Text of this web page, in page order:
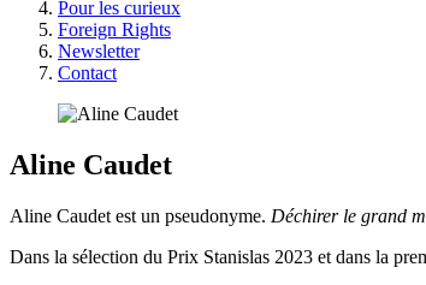
Pour les curieux
Foreign Rights
Newsletter
Contact
Aline Caudet
Aline Caudet est un pseudonyme. Déchirer le grand
Dans la sélection du Prix Stanislas 2023 et dans la